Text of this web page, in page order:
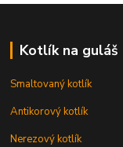
Kotlík na guláš
Smaltovaný kotlík
Antikorový kotlík
Nerezový kotlík